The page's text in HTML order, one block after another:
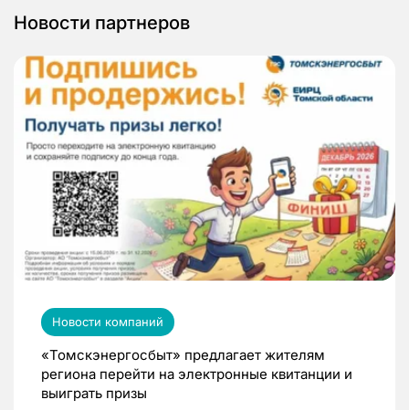
Новости партнеров
Новости компаний
«Томскэнергосбыт» предлагает жителям
региона перейти на электронные квитанции и
выиграть призы